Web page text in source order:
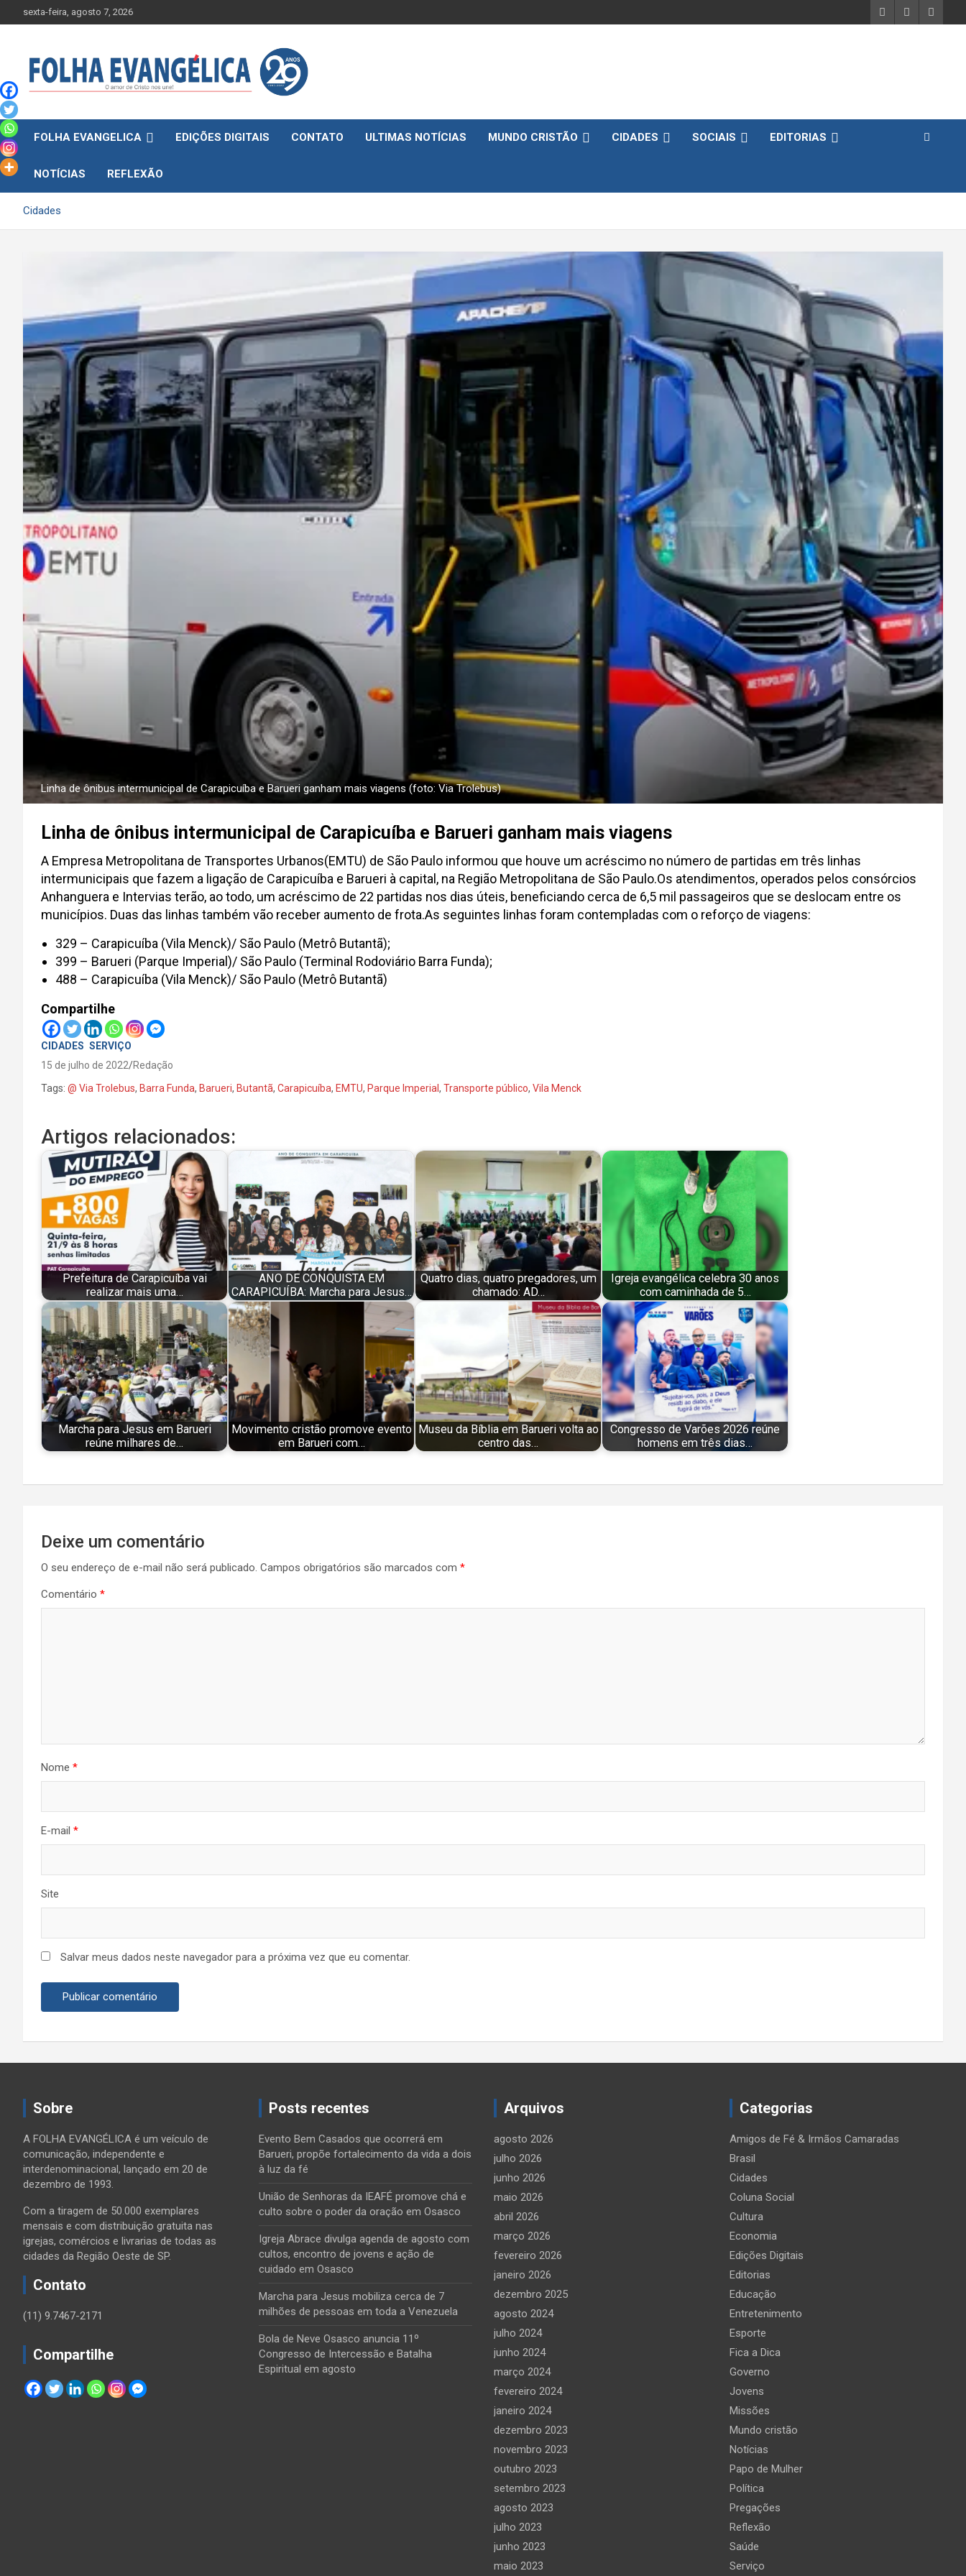
to
sexta-feira, agosto 7, 2026
FOLHA EVANGELICA EDIÇÕES DIGITAIS CONTATO ULTIMAS NOTÍCIAS MUNDO CRISTÃO CIDADES SOCIAIS EDITORIAS
NOTÍCIAS REFLEXÃO
Cidades
Linha de ônibus intermunicipal de Carapicuíba e Barueri ganham mais viagens (foto: Via Trolebus)
Linha de ônibus intermunicipal de Carapicuíba e Barueri ganham mais viagens
A Empresa Metropolitana de Transportes Urbanos(EMTU) de São Paulo informou que houve um acréscimo no número de partidas em três linhas
intermunicipais que fazem a ligação de Carapicuíba e Barueri à capital, na Região Metropolitana de São Paulo.Os atendimentos, operados pelos consórcios
Anhanguera e Intervias terão, ao todo, um acréscimo de 22 partidas nos dias úteis, beneficiando cerca de 6,5 mil passageiros que se deslocam entre os
municípios. Duas das linhas também vão receber aumento de frota.As seguintes linhas foram contempladas com o reforço de viagens:
329 – Carapicuíba (Vila Menck)/ São Paulo (Metrô Butantã);
399 – Barueri (Parque Imperial)/ São Paulo (Terminal Rodoviário Barra Funda);
488 – Carapicuíba (Vila Menck)/ São Paulo (Metrô Butantã)
Compartilhe
CIDADES SERVIÇO
15 de julho de 2022 Redação
Tags: @ Via Trolebus, Barra Funda, Barueri, Butantã, Carapicuíba, EMTU, Parque Imperial , Transporte público, Vila Menck
Artigos relacionados:
Prefeitura de Carapicuíba vai
realizar mais uma…
ANO DE CONQUISTA EM
CARAPICUÍBA: Marcha para Jesus…
Quatro dias, quatro pregadores, um
chamado: AD…
Igreja evangélica celebra 30 anos
com caminhada de 5…
Marcha para Jesus em Barueri
reúne milhares de…
Movimento cristão promove evento
em Barueri com…
Museu da Bíblia em Barueri volta ao
centro das…
Congresso de Varões 2026 reúne
homens em três dias…
de
Post
Deixe um comentário
O seu endereço de e-mail não será publicado. Campos obrigatórios são marcados com *
Comentário *
Nome *
E-mail *
Site
Salvar meus dados neste navegador para a próxima vez que eu comentar.
Sobre
A FOLHA EVANGÉLICA é um veículo de
comunicação, independente e
interdenominacional, lançado em 20 de
dezembro de 1993.
Com a tiragem de 50.000 exemplares
mensais e com distribuição gratuita nas
igrejas, comércios e livrarias de todas as
cidades da Região Oeste de SP.
Contato
(11) 9.7467-2171
Compartilhe
Posts recentes
Evento Bem Casados que ocorrerá em
Barueri, propõe fortalecimento da vida a dois
à luz da fé
União de Senhoras da IEAFÉ promove chá e
culto sobre o poder da oração em Osasco
Igreja Abrace divulga agenda de agosto com
cultos, encontro de jovens e ação de
cuidado em Osasco
Marcha para Jesus mobiliza cerca de 7
milhões de pessoas em toda a Venezuela
Bola de Neve Osasco anuncia 11º
Congresso de Intercessão e Batalha
Espiritual em agosto
Arquivos
agosto 2026
julho 2026
junho 2026
maio 2026
abril 2026
março 2026
fevereiro 2026
janeiro 2026
dezembro 2025
agosto 2024
julho 2024
junho 2024
março 2024
fevereiro 2024
janeiro 2024
dezembro 2023
novembro 2023
outubro 2023
setembro 2023
agosto 2023
julho 2023
junho 2023
maio 2023
Categorias
Amigos de Fé & Irmãos Camaradas
Brasil
Cidades
Coluna Social
Cultura
Economia
Edições Digitais
Editorias
Educação
Entretenimento
Esporte
Fica a Dica
Governo
Jovens
Missões
Mundo cristão
Notícias
Papo de Mulher
Política
Pregações
Reflexão
Saúde
Serviço